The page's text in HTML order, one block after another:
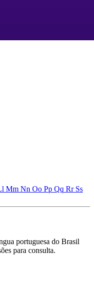
Mm Nn Oo Pp Qq Rr Ss
portuguesa do Brasil
para consulta.